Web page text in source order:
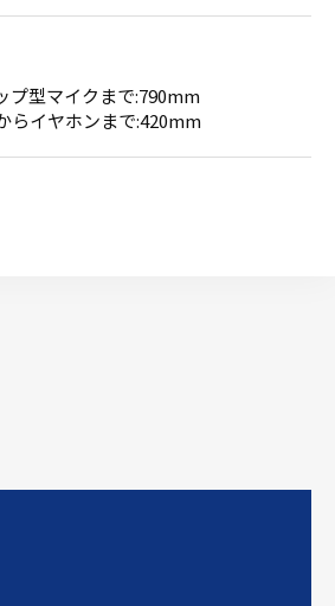
プ型マイクまで:790mm
らイヤホンまで:420mm